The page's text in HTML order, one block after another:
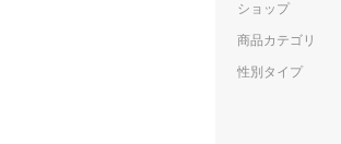
ショップ
商品カテゴリ
性別タイプ